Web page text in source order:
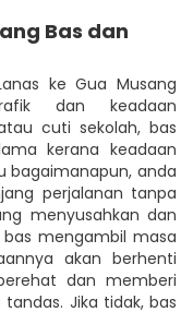
Bas dan
ke Gua Musang
dan keadaan
cuti sekolah, bas
kerana keadaan
bagaimanapun, anda
perjalanan tanpa
menyusahkan dan
mengambil masa
akan berhenti
dan memberi
Jika tidak, bas